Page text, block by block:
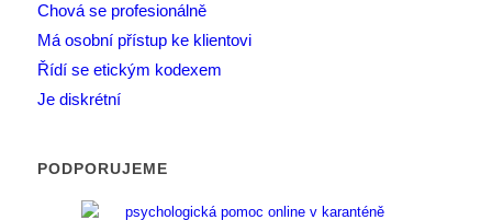
Chová se profesionálně
Má osobní přístup ke klientovi
Řídí se etickým kodexem
Je diskrétní
PODPORUJEME